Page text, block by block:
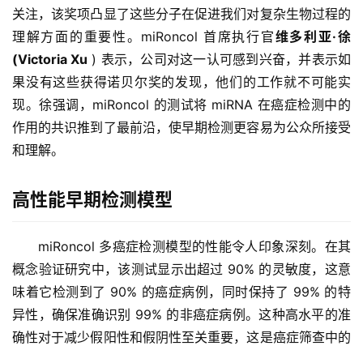
关注，该奖项凸显了这些分子在促进我们对复杂生物过程的
理解方面的重要性。miRoncol 首席执行官维多利亚·徐
(Victoria Xu ) 表示，公司对这一认可感到兴奋，并表示如
果没有这些获得诺贝尔奖的发现，他们的工作就不可能实
现。徐强调，miRoncol 的测试将 miRNA 在癌症检测中的
作用的共识推到了最前沿，使早期检测更容易为公众所接受
和理解。
高性能早期检测模型
miRoncol 多癌症检测模型的性能令人印象深刻。在其
概念验证研究中，该测试显示出超过 90% 的灵敏度，这意
味着它检测到了 90% 的癌症病例，同时保持了 99% 的特
异性，确保准确识别 99% 的非癌症病例。这种高水平的准
确性对于减少假阳性和假阴性至关重要，这是癌症筛查中的